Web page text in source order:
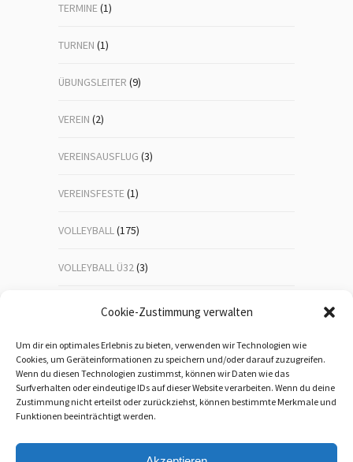
Cookie-Zustimmung verwalten
Um dir ein optimales Erlebnis zu bieten, verwenden wir Technologien wie
Cookies, um Geräteinformationen zu speichern und/oder darauf zuzugreifen.
Wenn du diesen Technologien zustimmst, können wir Daten wie das
Surfverhalten oder eindeutige IDs auf dieser Website verarbeiten. Wenn du deine
Zustimmung nicht erteilst oder zurückziehst, können bestimmte Merkmale und
Funktionen beeinträchtigt werden.
TERMINE(1)
TURNEN (1)
ÜBUNGSLEITER (9)
VEREIN (2)
VEREINSAUSFLUG (3)
VEREINSFESTE(1)
VOLLEYBALL(175)
VOLLEYBALL Ü32(3)
VOLLEYBALL-JUGEND (23)
WANDERN(192)
WEIHNACHTSFEIER(1)
WEITERBILDUNG(5)